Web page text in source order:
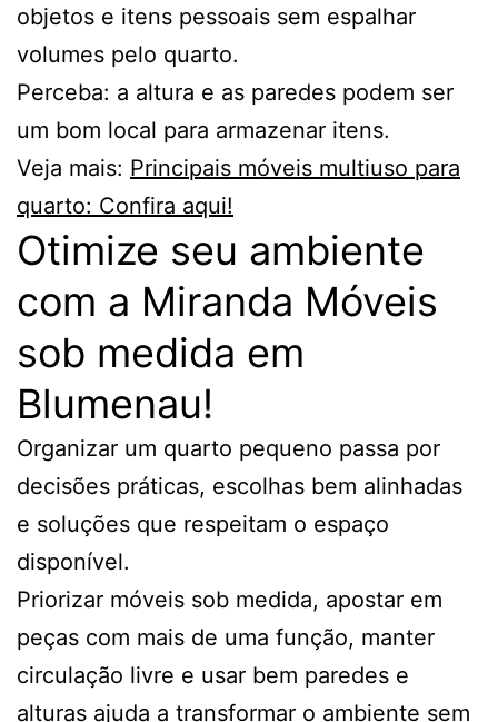
objetos e itens pessoais sem espalhar
volumes pelo quarto.
Perceba: a altura e as paredes podem ser
um bom local para armazenar itens.
Veja mais: Principais móveis multiuso para
quarto: Confira aqui!
Otimize seu ambiente
com a Miranda Móveis
sob medida em
Blumenau!
Organizar um quarto pequeno passa por
decisões práticas, escolhas bem alinhadas
e soluções que respeitam o espaço
disponível.
Priorizar móveis sob medida, apostar em
peças com mais de uma função, manter
circulação livre e usar bem paredes e
alturas ajuda a transformar o ambiente sem